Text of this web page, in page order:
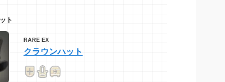
ト
RARE EX
クラウンハット